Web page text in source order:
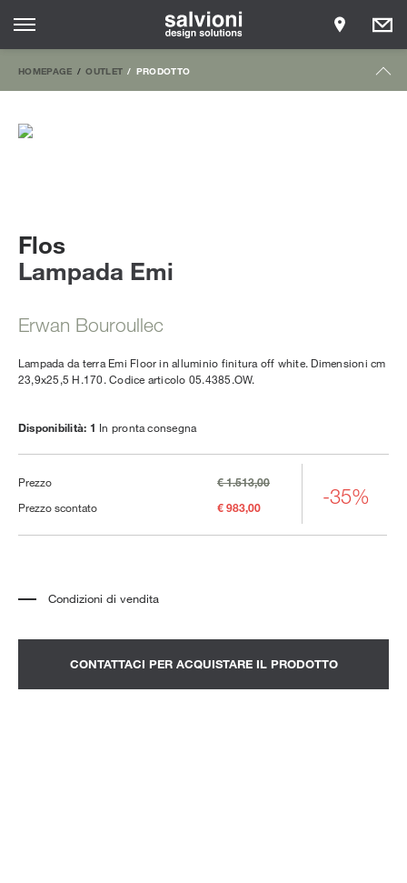
HOMEPAGE OUTLET PRODOTTO
Lampada Emi
Flos
Erwan Bouroullec
Lampada da terra Emi Floor in alluminio finitura off white. Dimensioni cm
23,9x25,5 H.170. Codice articolo 05.4385.OW.
Disponibilità: 1 In pronta consegna
Prezzo
€ 1.513,00
Prezzo scontato
€ 983,00 -35%
Condizioni di vendita
essere quotato separatamente.
Trasporto e assemblaggio esclusi.
nello showroom.
CONTATTACI PER ACQUISTARE IL PRODOTTO